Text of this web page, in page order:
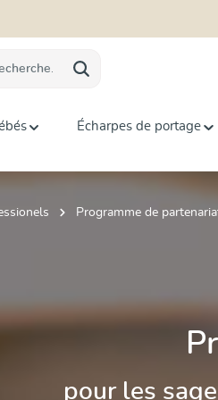
Écharpes de portage
Programme de
pour les